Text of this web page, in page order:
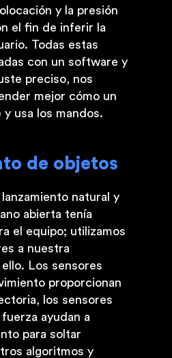
y la presión
el fin de inferir la
Todas estas
con un software y
preciso, nos
mejor cómo un
usa los mandos.
de objetos
natural y
abierta tenía
el equipo; utilizamos
a nuestra
Los sensores
proporcionan
los sensores
ayudan a
para soltar
algoritmos y